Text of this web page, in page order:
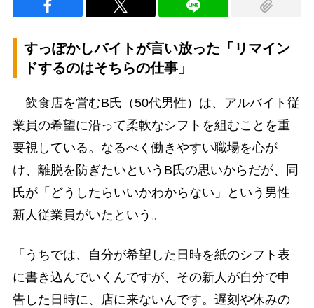
すっぽかしバイトが言い放った「リマイン
ドするのはそちらの仕事」
飲食店を営むB氏（50代男性）は、アルバイト従
業員の希望に沿って柔軟なシフトを組むことを重
要視している。なるべく働きやすい職場を心が
け、離脱を防ぎたいというB氏の思いからだが、同
氏が「どうしたらいいかわからない」という男性
新人従業員がいたという。
「うちでは、自分が希望した日時を紙のシフト表
に書き込んでいくんですが、その新人が自分で申
告した日時に、店に来ないんです。遅刻や休みの